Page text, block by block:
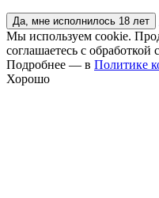
Да, мне исполнилось 18 лет
Мы используем cookie.
соглашаетесь с
Подробнее — в Политике
Хорошо